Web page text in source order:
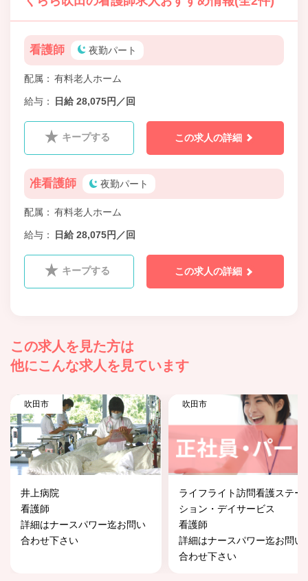
看護師 夜勤パート
配属 有料老人ホーム
給与 日給 28,075円／回
キープする この求人の詳細
准看護師 夜勤パート
配属 有料老人ホーム
給与 日給 28,075円／回
キープする この求人の詳細
この求人を見た方は
他にこんな求人を見ています
吹田市
井上病院
看護師
詳細はナースパワー迄お問い
合わせ下さい
吹田市
ライフライト訪問看護ステー
ション・デイサービス
看護師
詳細はナースパワー迄お問い
合わせ下さい